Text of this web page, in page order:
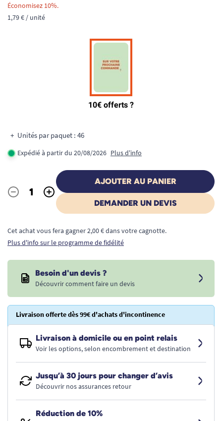
Économisez 10%.
1,79 € / unité
Unités par paquet : 46
Expédié à partir du 20/08/2026 Plus d'info
Quantité
- +
AJOUTER AU PANIER
DEMANDER UN DEVIS
Cet achat vous fera gagner 2,00 € dans votre cagnotte.
Plus d'info sur le programme de fidélité
Besoin d'un devis ?
Découvrir comment faire un devis
Livraison offerte dès 99€ d'achats d'incontinence
Livraison à domicile ou en point relais
Voir les options, selon encombrement et destination
Jusqu’à 30 jours pour changer d’avis
Découvrir nos assurances retour
Réduction de 10%